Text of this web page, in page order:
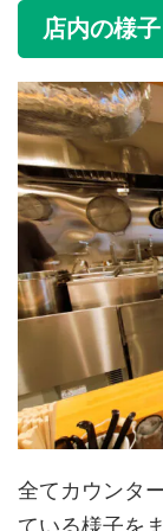
店内の様子
全てカウンタ